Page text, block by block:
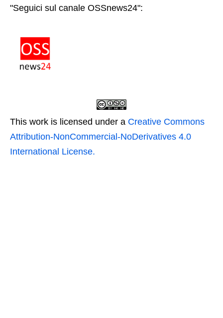
"Seguici sul canale OSSnews24":
This work is licensed under a Creative Commons
Attribution-NonCommercial-NoDerivatives 4.0
International License.